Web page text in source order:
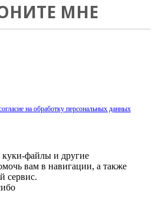
МНЕ
на обработку персональных данных
куки-файлы и другие
вам в навигации, а также
сервис.